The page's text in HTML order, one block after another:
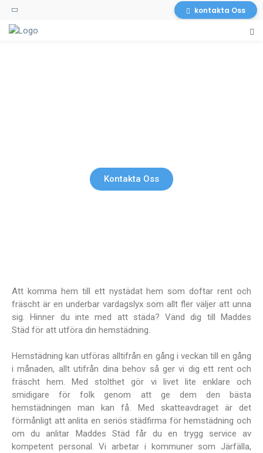
kontakta Oss
Kontakta Oss
Att komma hem till ett nystädat hem som doftar rent och
fräscht är en underbar vardagslyx som allt fler väljer att unna
sig. Hinner du inte med att städa? Vänd dig till Maddes
Städ för att utföra din hemstädning.
Hemstädning kan utföras alltifrån en gång i veckan till en gång
i månaden, allt utifrån dina behov så ger vi dig ett rent och
fräscht hem. Med stolthet gör vi livet lite enklare och
smidigare för folk genom att ge dem den bästa
hemstädningen man kan få. Med skatteavdraget är det
förmånligt att anlita en seriös städfirma för hemstädning och
om du anlitar Maddes Städ får du en trygg service av
kompetent personal. Vi arbetar i kommuner som Järfälla,